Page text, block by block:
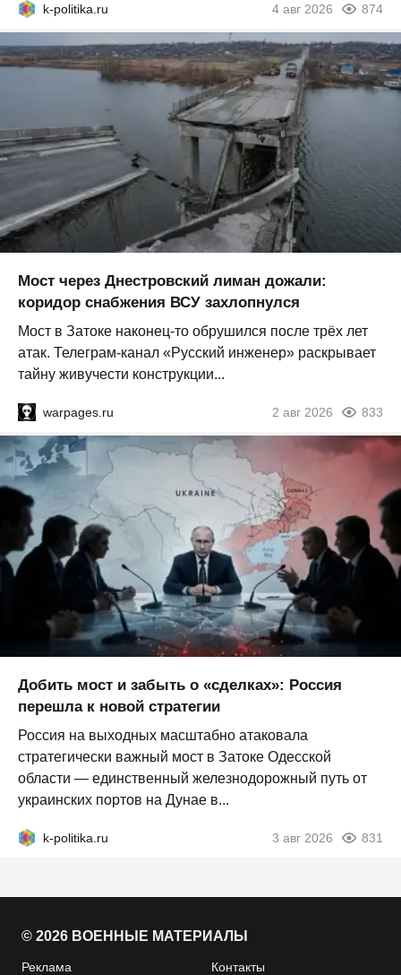
k-politika.ru 4 авг 2026 874
Мост через Днестровский лиман дожали:
коридор снабжения ВСУ захлопнулся
Мост в Затоке наконец-то обрушился после трёх лет
атак. Телеграм-канал «Русский инженер» раскрывает
тайну живучести конструкции...
warpages.ru 2 авг 2026 833
Добить мост и забыть о «сделках»: Россия
перешла к новой стратегии
Россия на выходных масштабно атаковала
стратегически важный мост в Затоке Одесской
области — единственный железнодорожный путь от
украинских портов на Дунае в...
k-politika.ru 3 авг 2026 831
© 2026 ВОЕННЫЕ МАТЕРИАЛЫ
Реклама Контакты